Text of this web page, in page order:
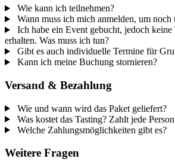
Wie kann ich teilnehmen?
Wann muss ich mich anmelden, um noch
Ich habe ein Event gebucht, jedoch keine
erhalten. Was muss ich tun?
Gibt es auch individuelle Termine für
Kann ich meine Buchung stornieren?
Versand & Bezahlung
Wie und wann wird das Paket geliefert?
Was kostet das Tasting? Zahlt jede
Welche Zahlungsmöglichkeiten gibt es?
Weitere Fragen